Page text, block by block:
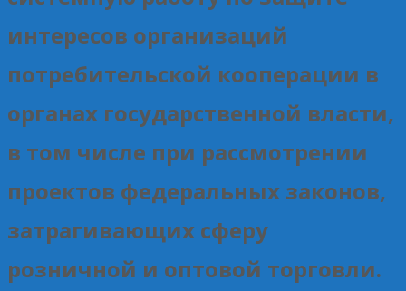
интересов организаций
потребительской кооперации в
органах государственной власти,
в том числе при рассмотрении
проектов федеральных законов,
затрагивающих сферу
розничной и оптовой торговли.